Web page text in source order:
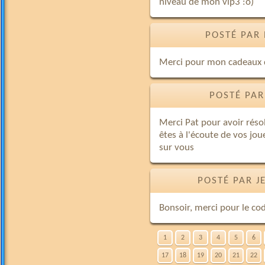
niveau de mon vip3 :o)
POSTÉ
Merci pour mon cadeaux
POSTÉ
Merci Pat pour avoir
êtes à l'écoute de vos
sur vous
POSTÉ PAR
Bonsoir, merci pour le
1 2 3 4 5 6
17 18 19 20 21 22